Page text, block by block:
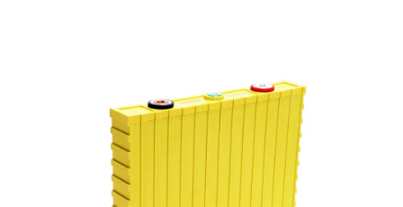
STANIČNÍ BATERIE
BATERIOVÉ BOXY
POWERBANKY